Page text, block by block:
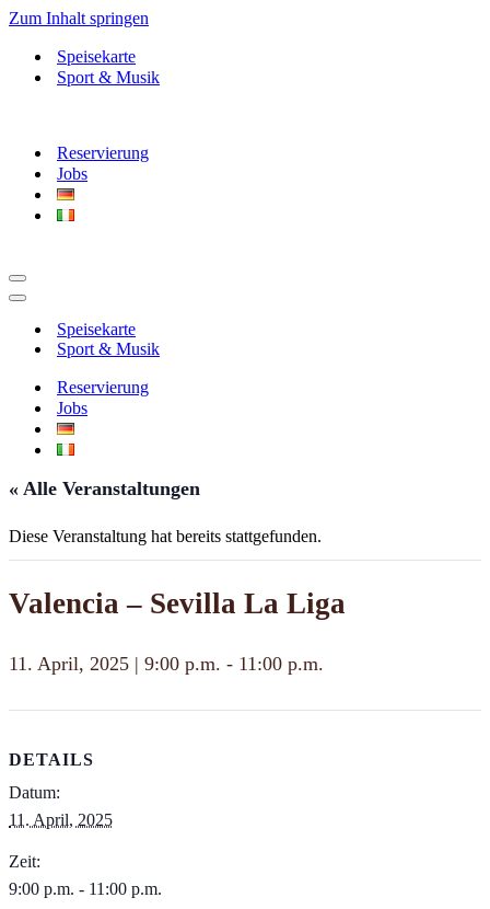
Zum Inhalt springen
Speisekarte
Sport & Musik
Reservierung
Jobs
Navigationsmenü
Navigationsmenü
Speisekarte
Sport & Musik
Reservierung
Jobs
« Alle Veranstaltungen
Diese Veranstaltung hat bereits stattgefunden.
Valencia – Sevilla La Liga
11. April, 2025 | 9:00 p.m. - 11:00 p.m.
DETAILS
Datum:
11. April, 2025
Zeit:
9:00 p.m. - 11:00 p.m.